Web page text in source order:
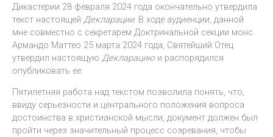
Дикастерии 28 февраля 2024 года окончательно утвердила
текст настоящей Декларации. В ходе аудиенции, данной
мне совместно с секретарем Доктринальной секции монс.
Армандо Маттео 25 марта 2024 года, Святейший Отец
утвердил настоящую Декларациюи распорядился
опубликовать ее.
Пятилетняя работа над текстом позволила понять, что,
ввиду серьезности и центрального положения вопроса
достоинства в христианской мысли, документ должен был
пройти через значительный процесс созревания, чтобы